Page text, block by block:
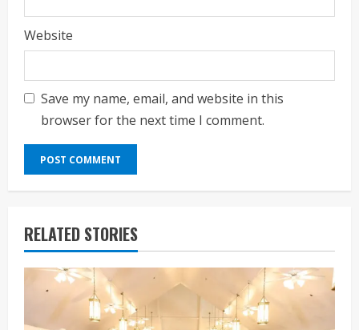
Website
Save my name, email, and website in this
browser for the next time I comment.
RELATED STORIES